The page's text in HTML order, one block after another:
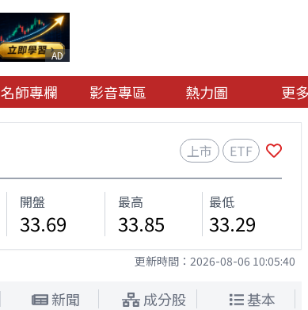
AD
名師專欄 影音專區 熱力圖 更多
上市 ETF
開盤
33.69
最高
33.85
最低
33.29
更新時間： 2026-08-06 10:05:40
新聞 成分股 基本